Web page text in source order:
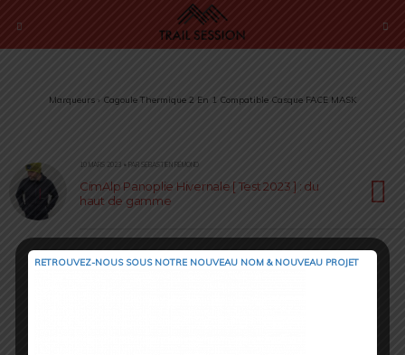
Marqueurs › Cagoule Thermique 2 En 1 Compatible Casque FACE MASK
10 MARS 2023 • PAR SÉBASTIEN RÉMOND
CimAlp Panoplie Hivernale [ Test 2023 ] : du
haut de gamme
RETROUVEZ-NOUS SOUS NOTRE NOUVEAU NOM & NOUVEAU PROJET